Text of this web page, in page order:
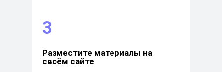
3
Разместите материалы на
своём сайте